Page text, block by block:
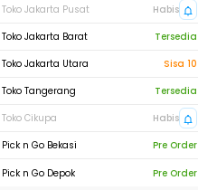
Toko Jakarta Pusat
Habis
Toko Jakarta Barat
Tersedia
Toko Jakarta Utara
Sisa 10
Toko Tangerang
Tersedia
Toko Cikupa
Habis
Pick n Go Bekasi
Pre Order
Pick n Go Depok Pre Order